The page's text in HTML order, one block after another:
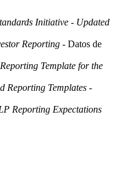
Initiative - Updated
Reporting - Datos de
Template for the
Reporting Templates -
Reporting Expectations